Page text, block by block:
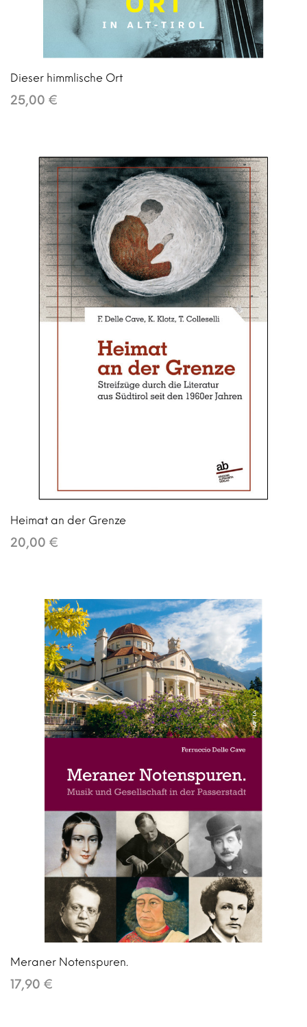
Dieser himmlische Ort
25,00 €
Heimat an der Grenze
20,00 €
Meraner Notenspuren.
17,90 €